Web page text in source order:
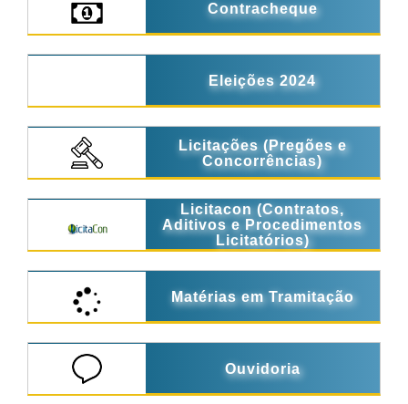
Contracheque
Eleições 2024
Licitações (Pregões e
Concorrências)
Licitacon (Contratos,
Aditivos e Procedimentos
Licitatórios)
Matérias em Tramitação
Ouvidoria